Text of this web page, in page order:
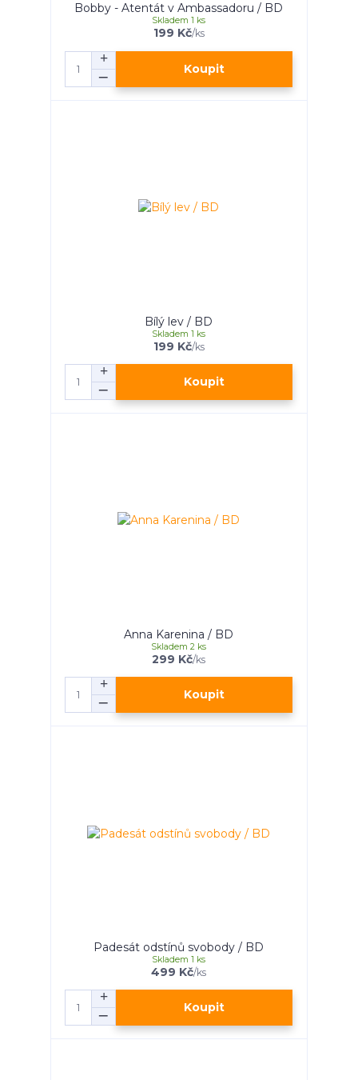
Bobby - Atentát v Ambassadoru / BD
199 Kč/ks
Skladem 1 ks
Koupit
Bílý lev / BD
199 Kč/ks
Skladem 1 ks
Koupit
Anna Karenina / BD
299 Kč/ks
Skladem 2 ks
Koupit
Padesát odstínů svobody / BD
499 Kč/ks
Skladem 1 ks
Koupit